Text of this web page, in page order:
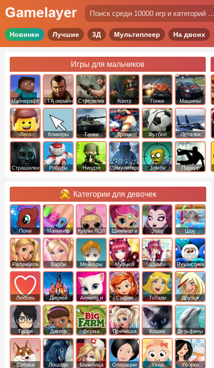
Новинки Лучшие 3Д Мультиплеер На двоих
Игры для мальчиков
Майнкрафт ГТА онлайн Стрелялки
Контр
Страйк
Гонки Машины
Лего Кликеры Танки Драки Футбол Леталки
Страшилки Роботы Ниндзя Симуляторы Зомби Паркур
Категории для девочек
Пони
креатор
Маникюр Куклы ЛОЛ
Шиммер и
Шайн
Эвер
Афтер Хай
Шоу
дельфинов
Рапунцель Барби Мейкеры Музыка Школа Пушистики
Любовь Дисней
Анжела и
том
София
Прекрасная
Тотали
Спайс
Друзья
ангелов
Гарри
Поттер
Доктор
Плюшева
Ферма Прически Кошки Дельфины
Собаки Лошади Больница Операции Уход Уборка